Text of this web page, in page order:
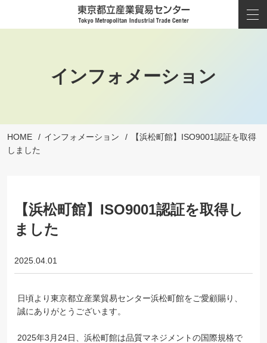
インフォメーション
HOME インフォメーション
【浜松町館】ISO9001認証を取得
しました
【浜松町館】ISO9001認証を取得し
ました
2025.04.01
日頃より東京都立産業貿易センター浜松町館をご愛顧賜り、
誠にありがとうございます。
2025年3月24日、浜松町館は品質マネジメントの国際規格で